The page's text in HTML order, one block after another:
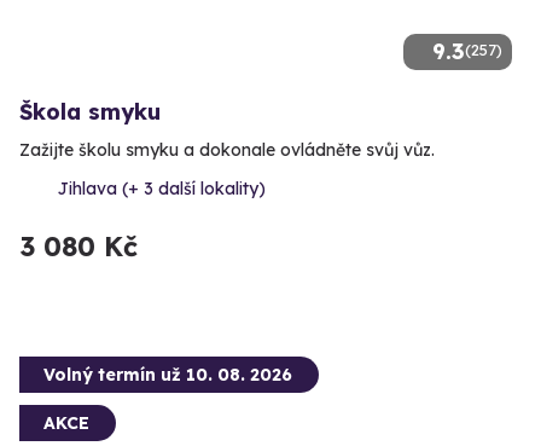
9.3(257)
Škola smyku
Zažijte školu smyku a dokonale ovládněte svůj vůz.
Jihlava (+ 3 další lokality)
3 080 Kč
Volný termín už 10. 08. 2026
AKCE